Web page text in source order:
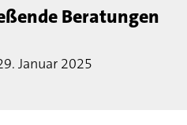
Beratungen
Januar 2025